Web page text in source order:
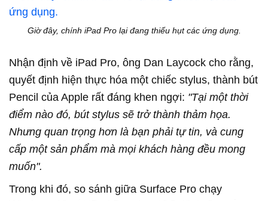
Giờ đây, chính iPad Pro lại đang thiếu hụt các ứng dụng.
Nhận định về iPad Pro, ông Dan Laycock cho rằng,
quyết định hiện thực hóa một chiếc stylus, thành bút
Pencil của Apple rất đáng khen ngợi: "Tại một thời
điểm nào đó, bút stylus sẽ trở thành thảm họa.
Nhưng quan trọng hơn là bạn phải tự tin, và cung
cấp một sản phẩm mà mọi khách hàng đều mong
muốn".
Trong khi đó, so sánh giữa Surface Pro chạy